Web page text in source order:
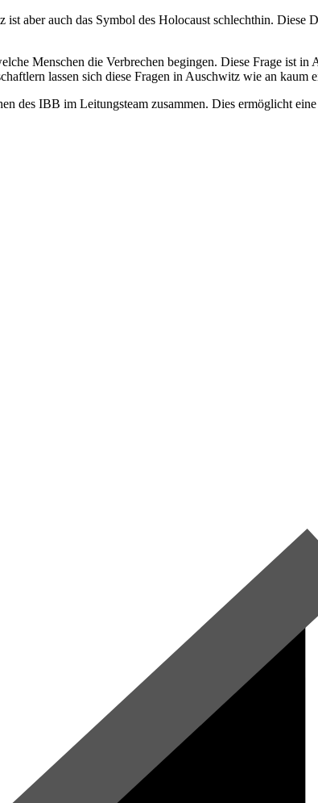
aber auch das Symbol des Holocaust schlechthin.
Menschen die Verbrechen begingen. Diese Frage ist
lassen sich diese Fragen in Auschwitz wie an kaum
des IBB im Leitungsteam zusammen. Dies ermöglicht